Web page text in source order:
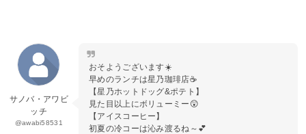
サノバ・アワビ
ッチ
@awabi58531
おそようございます☀️
早めのランチは星乃珈琲店☕️
【星乃ホットドッグ&ポテト】
見た目以上にボリューミー😲
【アイスコーヒー】
初夏の冷コーは沁み渡るね～💕